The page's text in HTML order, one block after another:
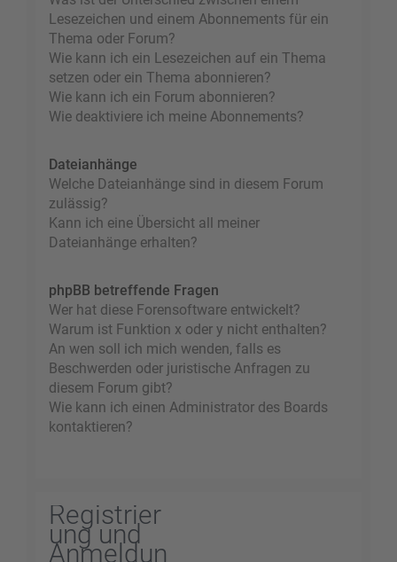
Lesezeichen und einem Abonnements für ein
Thema oder Forum?
Wie kann ich ein Lesezeichen auf ein Thema
setzen oder ein Thema abonnieren?
Wie kann ich ein Forum abonnieren?
Wie deaktiviere ich meine Abonnements?
Dateianhänge
Welche Dateianhänge sind in diesem Forum
zulässig?
Kann ich eine Übersicht all meiner
Dateianhänge erhalten?
phpBB betreffende Fragen
Wer hat diese Forensoftware entwickelt?
Warum ist Funktion x oder y nicht enthalten?
An wen soll ich mich wenden, falls es
Beschwerden oder juristische Anfragen zu
diesem Forum gibt?
Wie kann ich einen Administrator des Boards
kontaktieren?
Registrier
ung und
Anmeldun